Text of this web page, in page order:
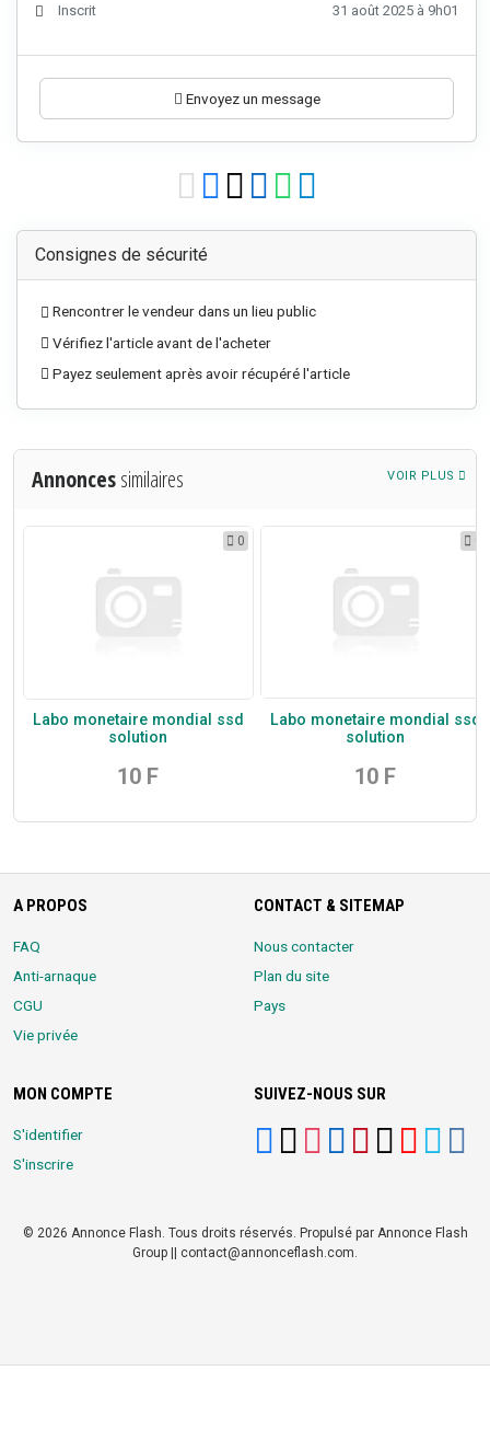
Inscrit 31 août 2025 à 9h01
Envoyez un message
Consignes de sécurité
Rencontrer le vendeur dans un lieu public
Vérifiez l'article avant de l'acheter
Payez seulement après avoir récupéré l'article
Annoncessimilaires VOIR PLUS
0
Labo monetaire mondial ssd
solution
10 F
Labo monetaire mondial ssd
solution
10 F
A PROPOS
FAQ
Anti-arnaque
CGU
Vie privée
CONTACT & SITEMAP
Nous contacter
Plan du site
Pays
MON COMPTE
S'identifier
S'inscrire
SUIVEZ-NOUS SUR
© 2026 Annonce Flash. Tous droits réservés. Propulsé par Annonce Flash
Group || contact@annonceflash.com.